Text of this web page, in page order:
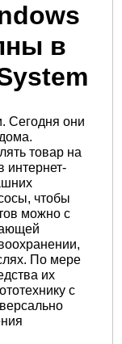
в
Сегодня они
товар на
интернет-
чтобы
можно с
По мере
их
с